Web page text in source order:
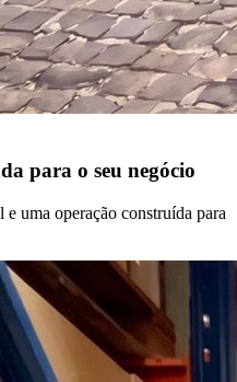
para o seu negócio
uma operação construída para